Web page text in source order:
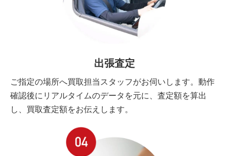
出張査定
ご指定の場所へ買取担当スタッフがお伺いします。動作
確認後にリアルタイムのデータを元に、査定額を算出
し、買取査定額をお伝えします。